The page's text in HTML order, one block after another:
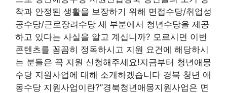
착과 안정된 생활을 보장하기 위해 면접수당/취업성
공수당/근로장려수당 세 부분에서 청년수당을 제공
하고 있다는 사실을 알고 계십니까? 모르시면 이번
콘텐츠를 꼼꼼히 정독하시고 지원 요건에 해당하시
는 분들은 꼭 지원 신청해주세요!지금부터 청년애몽
수당 지원사업에 대해 소개하겠습니다 경북 청년 애
몽수당 지원사업이란?”경북청년애몽지원사업은 면